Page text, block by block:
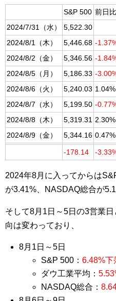
S&P 500 前日比
2024/7/31（水）
5,522.30
2024/8/1（木）
5,446.68 -
2024/8/2（金）
5,346.56 -
2024/8/5（月）
5,186.33 -
2024/8/6（火）
5,240.03 1.04%
2024/8/7（水）
5,199.50 -
2024/8/8（木）
5,319.31 2.30%
2024/8/9（金）
5,344.16 0.47%
-178.14 -
2024年8月に入ってからは
が3.41%、NASDAQ総合が
そして8月1日～5日の3営業
向は変わっており、
8月1日～5日
S&P 500：6.48%下
ダウ工業平均：
NASDAQ総合：